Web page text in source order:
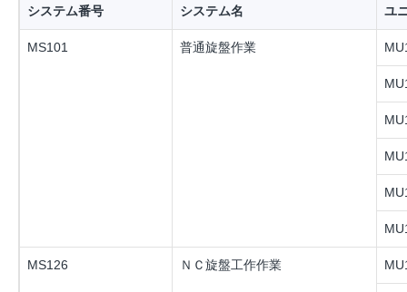
システム番号 システム名 ユ
MS101 普通旋盤作業
MS126 ＮＣ旋盤工作作業